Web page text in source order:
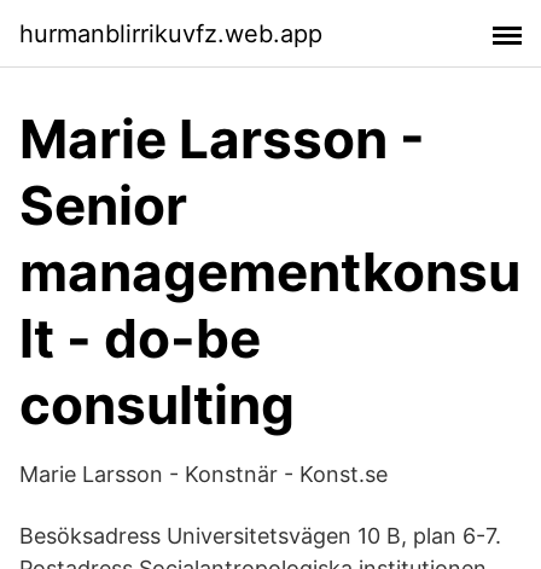
hurmanblirrikuvfz.web.app
Marie Larsson -
Senior
managementkonsu
lt - do-be
consulting
Marie Larsson - Konstnär - Konst.se
Besöksadress Universitetsvägen 10 B, plan 6-7.